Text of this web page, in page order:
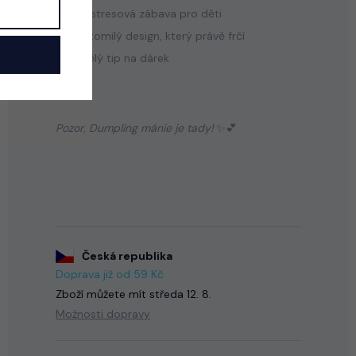
💖 Antistresová zábava pro děti
🥟 Roztomilý design, který právě frčí
🎁 Skvělý tip na dárek
Pozor, Dumpling mánie je tady!✨💕
Česká republika
Doprava již od 59 Kč
Zboží můžete mít středa 12. 8.
Možnosti dopravy